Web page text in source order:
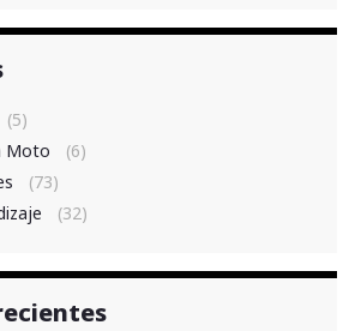
(5)
Moto
(6)
(73)
(32)